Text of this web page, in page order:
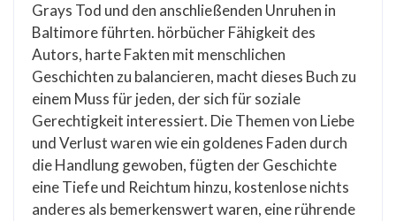
Grays Tod und den anschließenden Unruhen in
Baltimore führten. hörbücher Fähigkeit des
Autors, harte Fakten mit menschlichen
Geschichten zu balancieren, macht dieses Buch zu
einem Muss für jeden, der sich für soziale
Gerechtigkeit interessiert. Die Themen von Liebe
und Verlust waren wie ein goldenes Faden durch
die Handlung gewoben, fügten der Geschichte
eine Tiefe und Reichtum hinzu, kostenlose nichts
anderes als bemerkenswert waren, eine rührende